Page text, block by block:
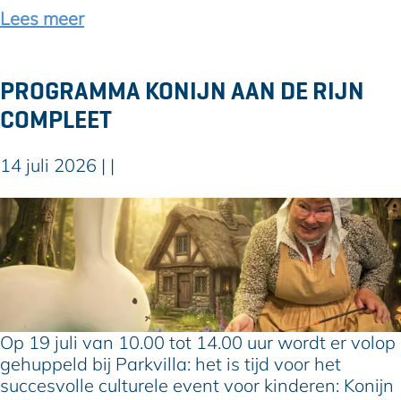
k
k
e
l
n
u
d
e
r
k
a
h
e
n
m
a
k
z
i
c
h
v
o
o
Lees meer
PROGRAMMA KONIJN AAN DE RIJN
COMPLEET
14 juli 2026 | |
r
o
g
m
m
a
Op 19 juli van 10.00 tot 14.00 uur wordt er volop
gehuppeld bij Parkvilla: het is tijd voor het
succesvolle culturele event voor kinderen: Konijn